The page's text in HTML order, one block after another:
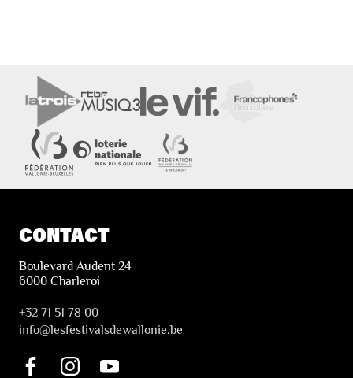
CONTACT
Boulevard Audent 24
6000 Charleroi
+32 71 51 78 00
info@lesfestivalsdewallonie.be